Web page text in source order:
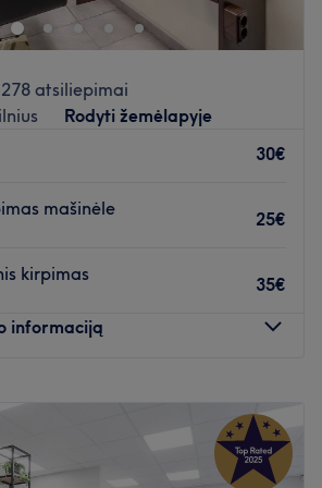
278 atsiliepimai
Rodyti žemėlapyje
30€
mašinėle
25€
kirpimas
35€
informaciją
19:00
19:00
09:00 –19:00